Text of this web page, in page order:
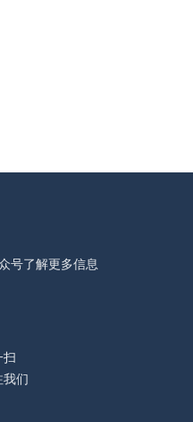
号了解更多信息
扫
我们